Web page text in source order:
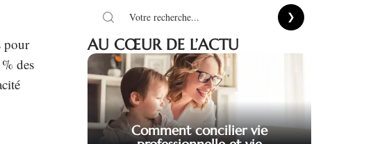
pour
des
AU CŒUR DE L’ACTU
Comment concilier vie